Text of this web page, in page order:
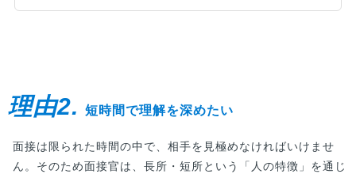
理由2. 短時間で理解を深めたい
面接は限られた時間の中で、相手を見極めなければいけませ
ん。そのため面接官は、長所・短所という「人の特徴」を通じ